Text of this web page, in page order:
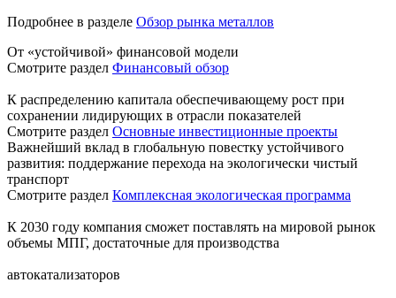
Подробнее в разделе Обзор рынка металлов
От «устойчивой» финансовой модели
Смотрите раздел Финансовый обзор
К распределению капитала обеспечивающему рост при
сохранении лидирующих в отрасли показателей
Смотрите раздел Основные инвестиционные проекты
Важнейший вклад в глобальную повестку устойчивого
развития: поддержание перехода на экологически чистый
транспорт
Смотрите раздел Комплексная экологическая программа
К 2030 году компания сможет поставлять на мировой рынок
объемы МПГ, достаточные для производства
автокатализаторов